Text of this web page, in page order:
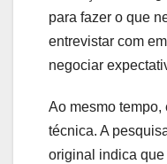
para fazer o que
entrevistar com
negociar
Ao mesmo
técnica. A
original indica